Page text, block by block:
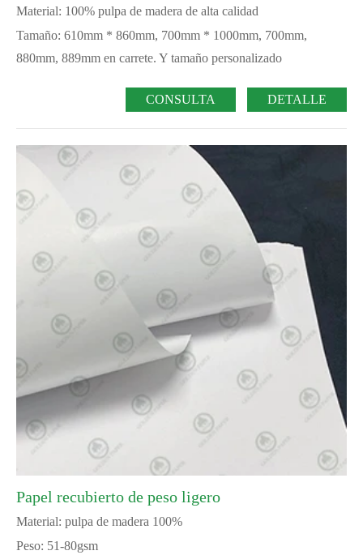
Material: 100% pulpa de madera de alta calidad
Tamaño: 610mm * 860mm, 700mm * 1000mm, 700mm,
880mm, 889mm en carrete. Y tamaño personalizado
CONSULTA DETALLE
Papel recubierto de peso ligero
Material: pulpa de madera 100%
Peso: 51-80gsm